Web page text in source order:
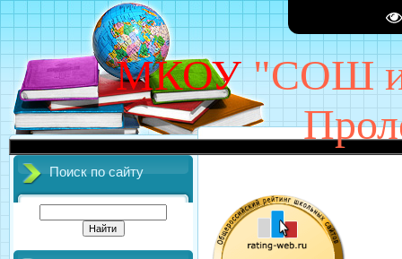
МКОУ "СОШ
Поиск по сайту